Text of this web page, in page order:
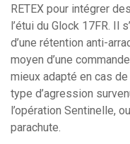
RETEX pour intégrer
l’étui du Glock 17FR. Il
d’une rétention anti-
moyen d’une
mieux adapté en cas de
type d’agression
l’opération Sentinelle,
parachute.